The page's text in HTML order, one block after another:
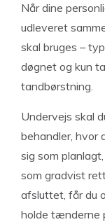
Når dine
udleveret
skal bruges –
døgnet og kun
tandbørstning.
Undervejs skal
behandler,
sig som
som gradvist
afsluttet, får du
holde tænderne